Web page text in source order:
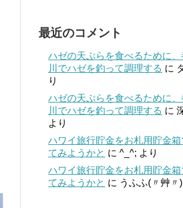
最近のコメント
ハゼの天ぷらを食べるために
川でハゼを釣って調理する に
り
ハゼの天ぷらを食べるために
川でハゼを釣って調理する に
より
ハワイ旅行貯金をお札用貯金箱
てみようかと に ^_^; より
ハワイ旅行貯金をお札用貯金箱
てみようかと に うふふ(〃艸〃)